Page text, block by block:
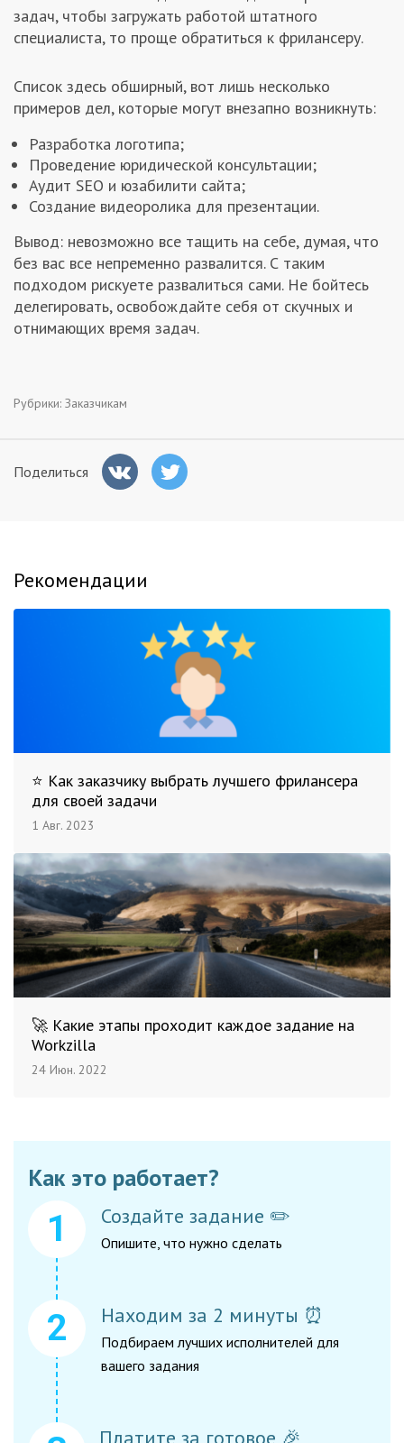
задач, чтобы загружать работой штатного
специалиста, то проще обратиться к фрилансеру.
Список здесь обширный, вот лишь несколько
примеров дел, которые могут внезапно возникнуть:
Разработка логотипа;
Проведение юридической консультации;
Аудит SEO и юзабилити сайта;
Создание видеоролика для презентации.
Вывод: невозможно все тащить на себе, думая, что
без вас все непременно развалится. С таким
подходом рискуете развалиться сами. Не бойтесь
делегировать, освобождайте себя от скучных и
отнимающих время задач.
Рубрики: Заказчикам
Поделиться
Рекомендации
⭐ Как заказчику выбрать лучшего фрилансера
для своей задачи
1 Авг. 2023
🚀 Какие этапы проходит каждое задание на
Workzilla
24 Июн. 2022
Как это работает?
Создайте задание ✏️
Опишите, что нужно сделать
Находим за 2 минуты ⏰
Подбираем лучших исполнителей для
вашего задания
Платите за готовое 🎉